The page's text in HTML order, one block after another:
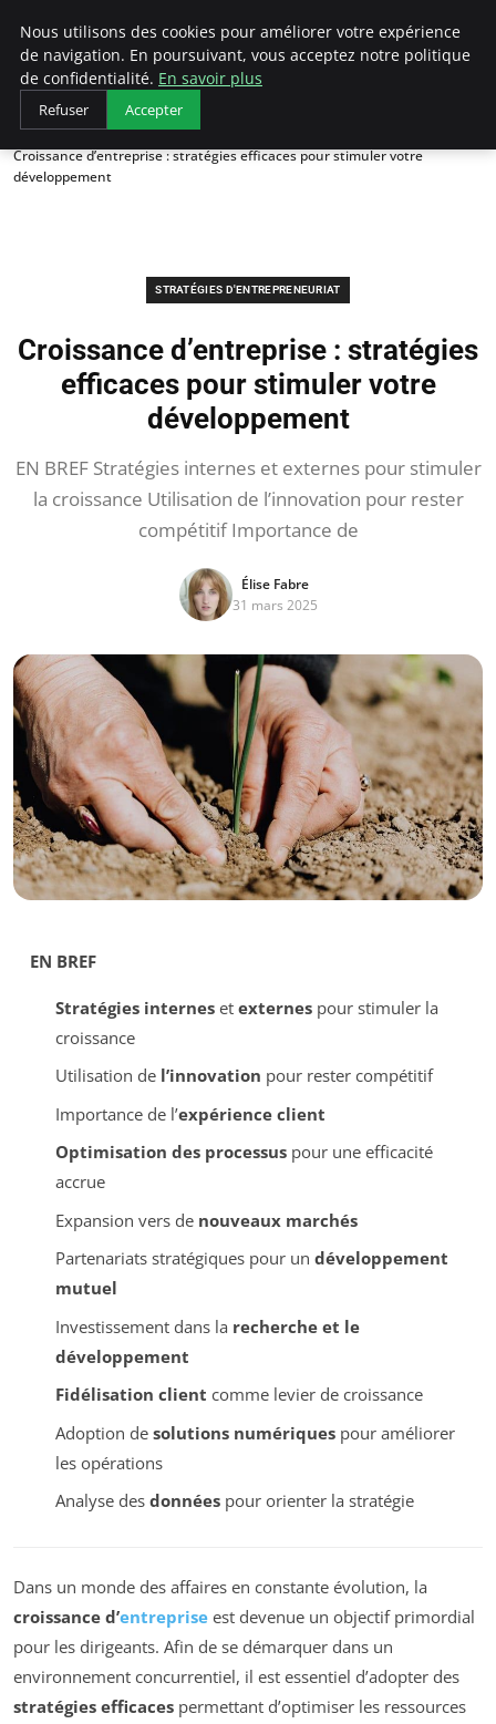
LECFCM
Accueil
Stratégies d'entrepreneuriat
Croissance d’entreprise : stratégies efficaces pour stimuler votre
développement
STRATÉGIES D'ENTREPRENEURIAT
Croissance d’entreprise : stratégies
efficaces pour stimuler votre
développement
EN BREF Stratégies internes et externes pour stimuler
la croissance Utilisation de l’innovation pour rester
compétitif Importance de
Élise Fabre
31 mars 2025
EN BREF
Stratégies interneset externespour stimuler la
croissance
Utilisation de l’innovation pour rester compétitif
Importance de l’expérience client
Optimisation des processuspour une efficacité
accrue
Expansion vers de nouveaux marchés
Partenariats stratégiques pour un développement
mutuel
Investissement dans la recherche et le
développement
Fidélisation client comme levier de croissance
Adoption de solutions numériquespour améliorer
les opérations
Analyse des donnéespour orienter la stratégie
Dans un monde des affaires en constante évolution, la
croissance d’entreprise est devenue un objectif primordial
pour les dirigeants. Afin de se démarquer dans un
environnement concurrentiel, il est essentiel d’adopter des
stratégies efficaces permettant d’optimiser les ressources
Nous utilisons des cookies pour améliorer votre expérience
de navigation. En poursuivant, vous acceptez notre politique
de confidentialité. En savoir plus
Refuser Accepter